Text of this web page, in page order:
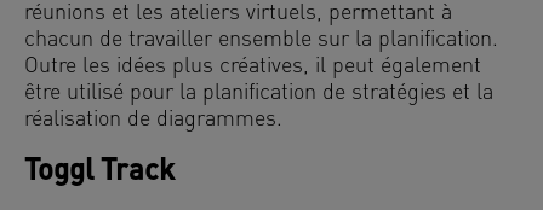
réunions et les ateliers virtuels, permettant à
chacun de travailler ensemble sur la planification.
Outre les idées plus créatives, il peut également
être utilisé pour la planification de stratégies et la
réalisation de diagrammes.
Toggl Track